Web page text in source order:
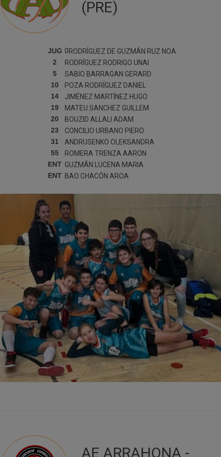
(PRE)
JUG 0RODRÍGUEZ DE GUZMÁN RUZ NOA
2
RODRÍGUEZ RODRIGO UNAI
5
SABIO BARRAGAN GERARD
10
POZA RODRÍGUEZ DANIEL
14
JIMÉNEZ MARTÍNEZ HUGO
19
MATEU SANCHEZ GUILLEM
20
BOUZID ALLALI
ADAM
23
CONCILIO URBANO PIERO
31
ANDRUSENKO OLEKSANDRA
55
ROMERA TRENZA AARON
ENT GUZMÁN LUCENA MARIA
ENT BAO CHACÓN AROA
AE ARRAHONA -